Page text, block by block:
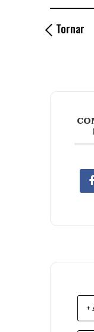
Tornar
+